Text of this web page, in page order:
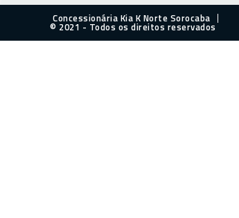
Concessionária Kia K Norte Sorocaba
© 2021 - Todos os direitos reservados